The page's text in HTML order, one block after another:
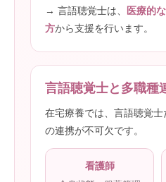
→ 言語聴覚士は、
医療的
方から支援を行います。
言語聴覚士と多職種
在宅療養では、言語聴覚
の連携が不可欠です。
看護師